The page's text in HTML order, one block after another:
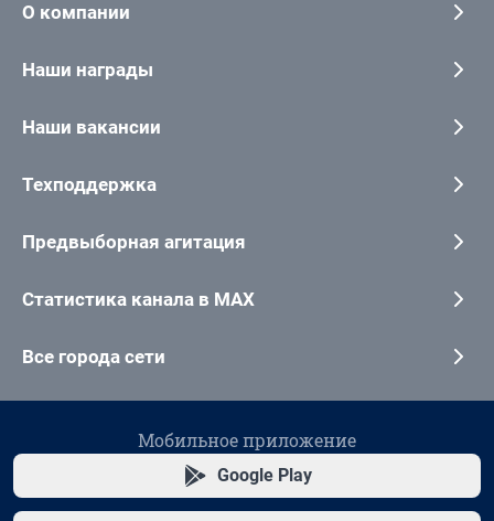
О компании
Наши награды
Наши вакансии
Техподдержка
Предвыборная агитация
Статистика канала в MAX
Все города сети
Мобильное приложение
Google Play